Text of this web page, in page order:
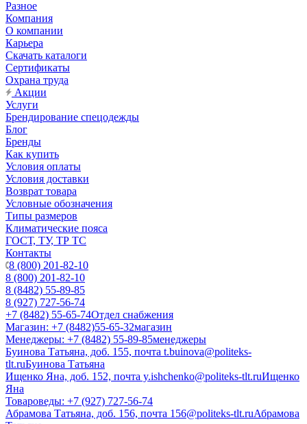
Разное
Компания
О компании
Карьера
Cкачать каталоги
Сертификаты
Охрана труда
Акции
Услуги
Брендирование спецодежды
Блог
Бренды
Как купить
Условия оплаты
Условия доставки
Возврат товара
Условные обозначения
Типы размеров
Климатические пояса
ГОСТ, ТУ, ТР ТС
Контакты
8 (800) 201-82-10
8 (800) 201-82-10
8 (8482) 55-89-85
8 (927) 727-56-74
+7 (8482) 55-65-74Отдел снабжения
Магазин: +7 (8482)55-65-32магазин
Менеджеры: +7 (8482) 55-89-85менеджеры
Буинова Татьяна, доб. 155, почта t.buinova@politeks-
tlt.ruБуинова Татьяна
Ищенко Яна, доб. 152, почта y.ishchenko@politeks-tlt.ruИщенко
Яна
Товароведы: +7 (927) 727-56-74
Абрамова Татьяна, доб. 156, почта 156@politeks-tlt.ruАбрамова